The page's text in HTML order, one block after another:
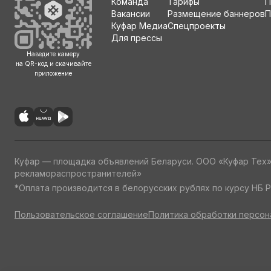
Наведите камеру
на QR-код и скачивайте
приложение
Вакансии
Куфар Медиа
Для прессы
Размещение баннеров
Спецпроекты
Куфар — площадка объявлений Беларуси. ООО «Куфар
рекламораспространителей»
*Оплата производится в белорусских рублях по курсу НБ
Пользовательское соглашениеПолитика обработки